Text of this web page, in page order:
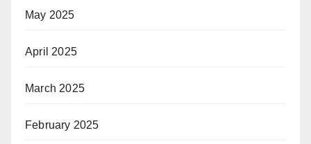
May 2025
April 2025
March 2025
February 2025